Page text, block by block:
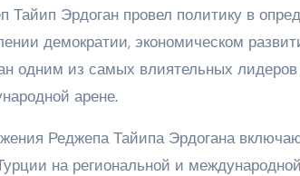
Тайип Эрдоган провел политику в
демократии, экономическом
одним из самых влиятельных
арене.
Реджепа Тайипа Эрдогана
на региональной и